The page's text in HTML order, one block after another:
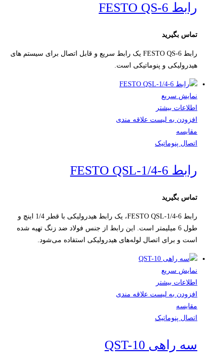
رابط FESTO QS-6
تماس بگیرید
رابط FESTO QS-6 یک رابط سریع و قابل اتصال برای سیستم های
هیدرولیکی و پنوماتیکی است.
نمایش سریع
اطلاعات بیشتر
افزودن به لیست علاقه مندی
مقایسه
اتصال پنوماتیک
رابط FESTO QSL-1/4-6
تماس بگیرید
رابط FESTO QSL-1/4-6، یک رابط هیدرولیکی با قطر 1/4 اینچ و
طول 6 میلیمتر است. این رابط از جنس فولاد ضد زنگ تهیه شده
است و برای اتصال لوله‌های هیدرولیکی استفاده می‌شود.
نمایش سریع
اطلاعات بیشتر
افزودن به لیست علاقه مندی
مقایسه
اتصال پنوماتیک
سه راهی QST-10